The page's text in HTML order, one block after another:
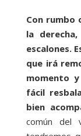
Con rumbo
la
escalones.
que irá
momento
fácil
bien
común del